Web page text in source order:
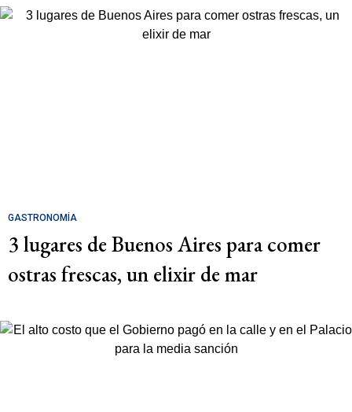
GASTRONOMÍA
3 lugares de Buenos Aires para comer
ostras frescas, un elixir de mar